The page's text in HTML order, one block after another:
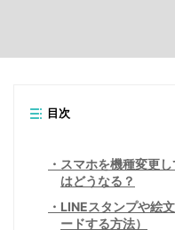
目次
スマホを機種変更
はどうなる？
LINEスタンプや絵
ードする方法）